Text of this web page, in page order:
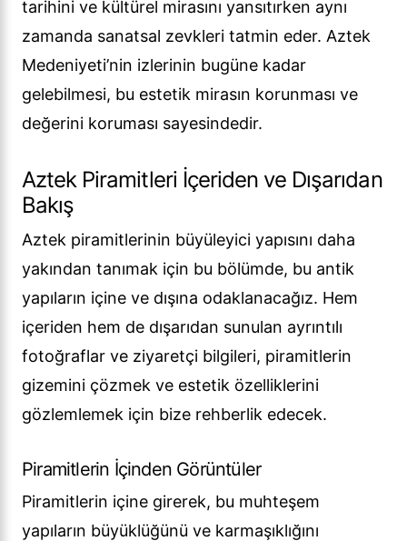
tarihini ve kültürel mirasını yansıtırken aynı
zamanda sanatsal zevkleri tatmin eder. Aztek
Medeniyeti’nin izlerinin bugüne kadar
gelebilmesi, bu estetik mirasın korunması ve
değerini koruması sayesindedir.
Aztek Piramitleri İçeriden ve Dışarıdan
Bakış
Aztek piramitlerinin büyüleyici yapısını daha
yakından tanımak için bu bölümde, bu antik
yapıların içine ve dışına odaklanacağız. Hem
içeriden hem de dışarıdan sunulan ayrıntılı
fotoğraflar ve ziyaretçi bilgileri, piramitlerin
gizemini çözmek ve estetik özelliklerini
gözlemlemek için bize rehberlik edecek.
Piramitlerin İçinden Görüntüler
Piramitlerin içine girerek, bu muhteşem
yapıların büyüklüğünü ve karmaşıklığını